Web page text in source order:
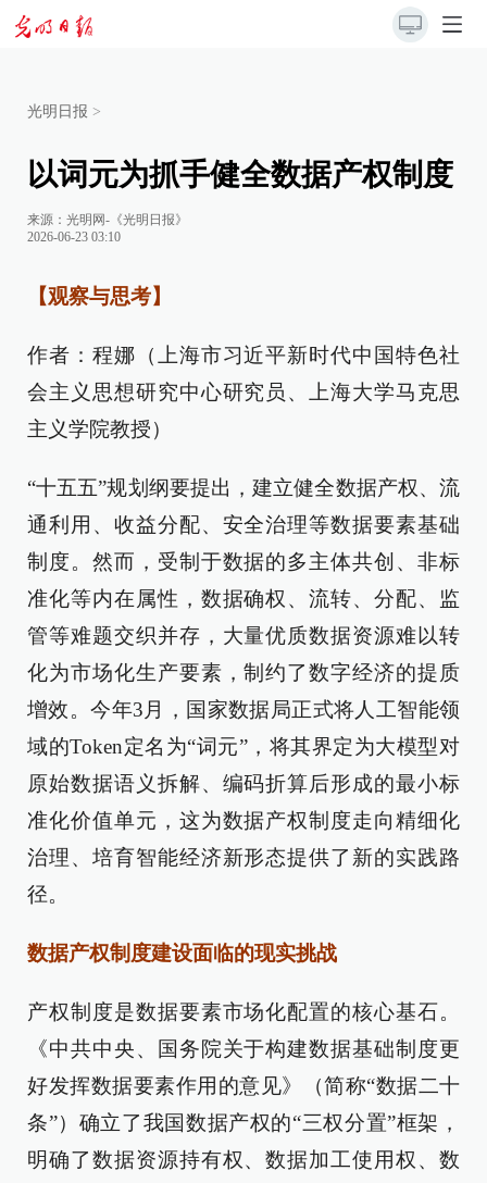
光明日报 >
以词元为抓手健全数据产权制度
来源： 光明网-《光明日报》
2026-06-23 03:10
【观察与思考】
作者：程娜（上海市习近平新时代中国特色社
会主义思想研究中心研究员、上海大学马克思
主义学院教授）
“十五五”规划纲要提出，建立健全数据产权、流
通利用、收益分配、安全治理等数据要素基础
制度。然而，受制于数据的多主体共创、非标
准化等内在属性，数据确权、流转、分配、监
管等难题交织并存，大量优质数据资源难以转
化为市场化生产要素，制约了数字经济的提质
增效。今年3月，国家数据局正式将人工智能领
域的Token定名为“词元”，将其界定为大模型对
原始数据语义拆解、编码折算后形成的最小标
准化价值单元，这为数据产权制度走向精细化
治理、培育智能经济新形态提供了新的实践路
径。
数据产权制度建设面临的现实挑战
产权制度是数据要素市场化配置的核心基石。
《中共中央、国务院关于构建数据基础制度更
好发挥数据要素作用的意见》（简称“数据二十
条”）确立了我国数据产权的“三权分置”框架，
明确了数据资源持有权、数据加工使用权、数